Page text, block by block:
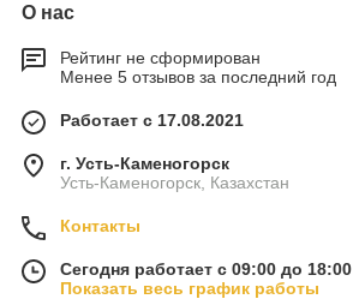
О нас
Рейтинг не сформирован
Менее 5 отзывов за последний год
Работает с 17.08.2021
г. Усть-Каменогорск
Усть-Каменогорск, Казахстан
Контакты
Сегодня работает с 09:00 до 18:00
Показать весь график работы